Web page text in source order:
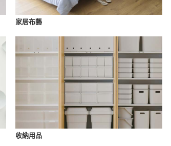
家居布藝
收納用品